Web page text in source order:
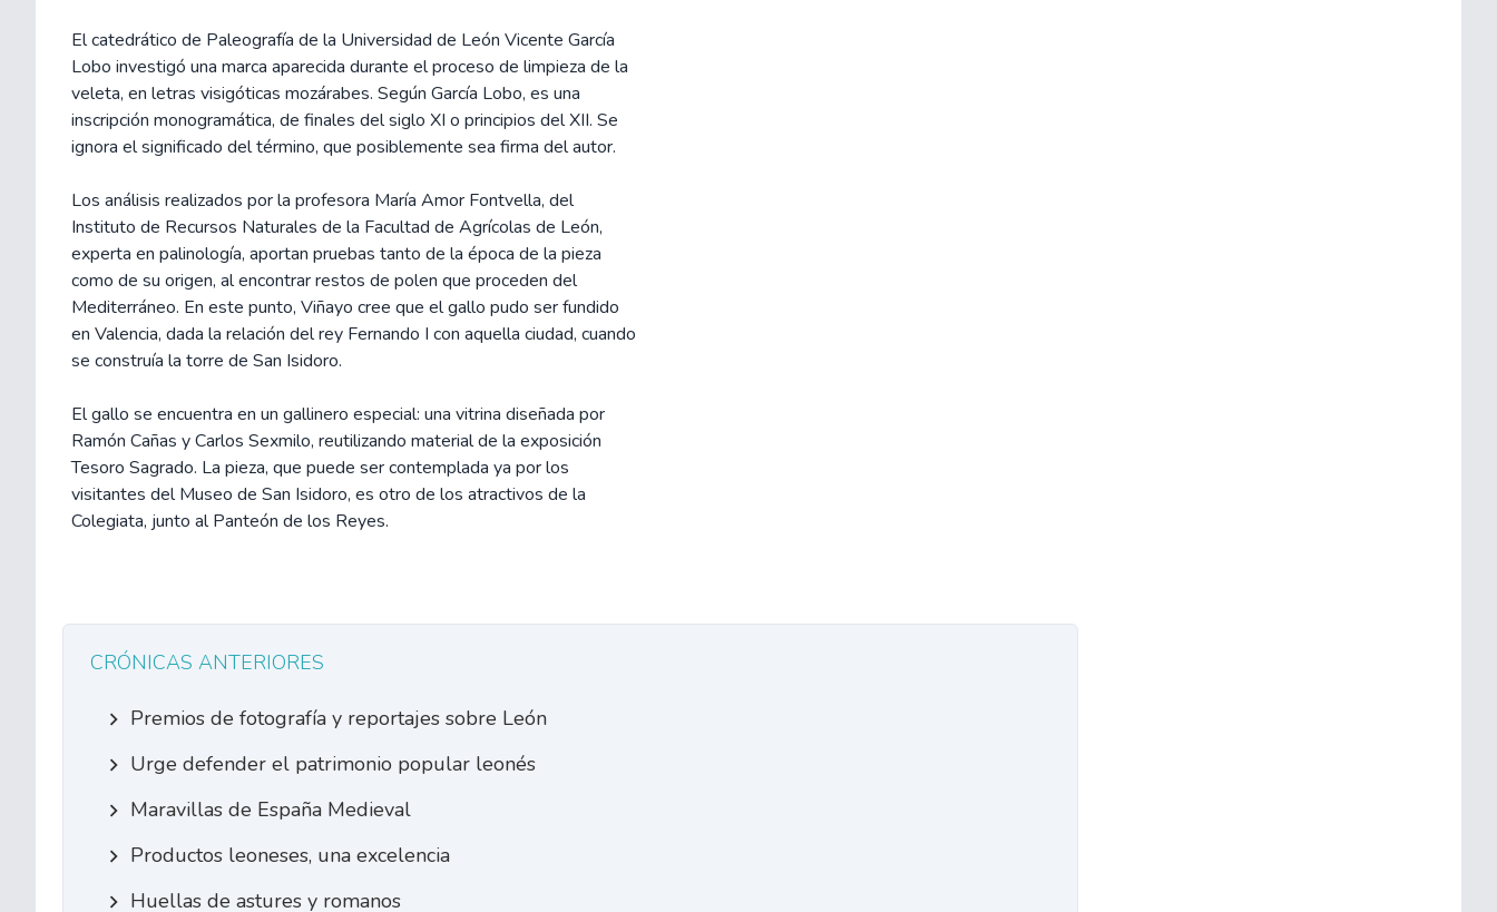
El catedrático de Paleografía de la Universidad de León Vicente García
Lobo investigó una marca aparecida durante el proceso de limpieza de la
veleta, en letras visigóticas mozárabes. Según García Lobo, es una
inscripción monogramática, de finales del siglo XI o principios del XII. Se
ignora el significado del término, que posiblemente sea firma del autor.
Los análisis realizados por la profesora María Amor Fontvella, del
Instituto de Recursos Naturales de la Facultad de Agrícolas de León,
experta en palinología, aportan pruebas tanto de la época de la pieza
como de su origen, al encontrar restos de polen que proceden del
Mediterráneo. En este punto, Viñayo cree que el gallo pudo ser fundido
en Valencia, dada la relación del rey Fernando I con aquella ciudad, cuando
se construía la torre de San Isidoro.
El gallo se encuentra en un gallinero especial: una vitrina diseñada por
Ramón Cañas y Carlos Sexmilo, reutilizando material de la exposición
Tesoro Sagrado. La pieza, que puede ser contemplada ya por los
visitantes del Museo de San Isidoro, es otro de los atractivos de la
Colegiata, junto al Panteón de los Reyes.
CRÓNICAS ANTERIORES
Premios de fotografía y reportajes sobre León
Urge defender el patrimonio popular leonés
Maravillas de España Medieval
Productos leoneses, una excelencia
Huellas de astures y romanos